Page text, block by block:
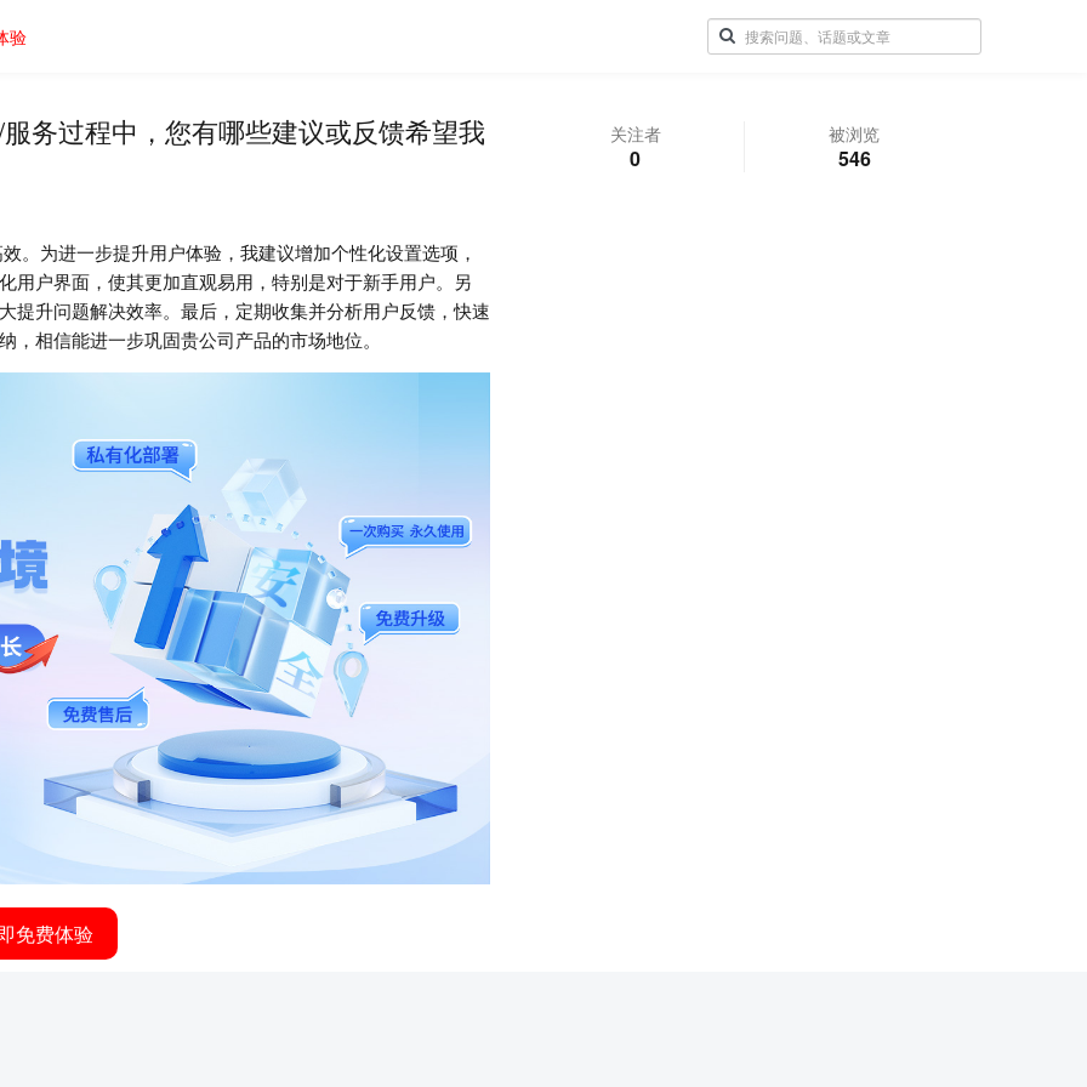
验
务过程中，您有哪些建议或反馈希望我
。为进一步提升用户体验，我建议增加个性化设置选项，
用户界面，使其更加直观易用，特别是对于新手用户。另
提升问题解决效率。最后，定期收集并分析用户反馈，快速
相信能进一步巩固贵公司产品的市场地位。
关注者
0
被浏览
546
免费体验